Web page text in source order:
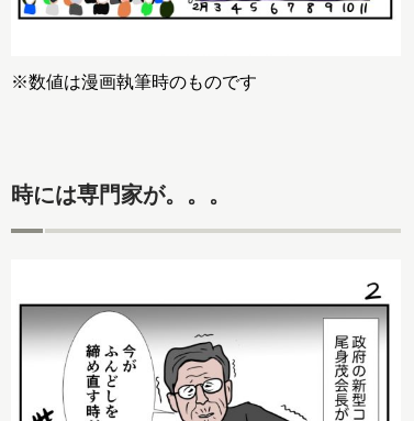
※数値は漫画執筆時のものです
時には専門家が。。。